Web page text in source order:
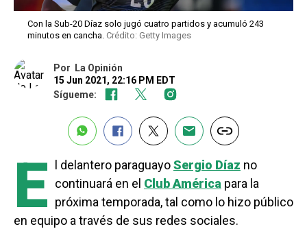
Con la Sub-20 Díaz solo jugó cuatro partidos y acumuló 243
minutos en cancha. Crédito: Getty Images
Por
La Opinión
15 Jun 2021, 22:16 PM EDT
Sígueme:
E l delantero paraguayoSergio Díaz no
continuará en el Club América para la
próxima temporada, tal como lo hizo público
en equipo a través de sus redes sociales.